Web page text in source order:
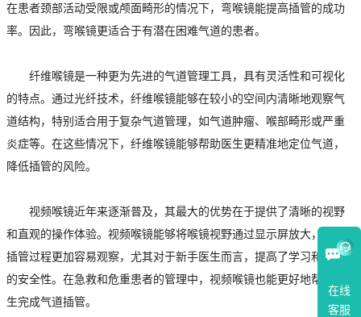
在患者颈部活动受限或颅面畸形的情况下，弯喉镜能提高插管的成功
率。因此，弯喉镜更适合于有潜在困难气道的患者。
纤维喉镜是一种更为先进的气道管理工具，具有灵活性和可视化
的特点。通过光纤技术，纤维喉镜能够在较小的空间内清晰地观察气
道结构，特别适合用于复杂气道管理，如气道肿瘤、喉部畸形或严重
炎症等。在这些情况下，纤维喉镜能够帮助医生更精准地定位气道，
降低插管的风险。
视频喉镜近年来逐渐普及，其最大的优势在于提供了清晰的视野
和直观的操作体验。视频喉镜能够将喉镜视野通过显示屏放大，使得
插管过程更加容易观察，尤其对于新手医生而言，提高了学习和操作
的安全性。在急救和危重患者的管理中，视频喉镜也能更好地帮助医
生完成气道插管。
在线
客服